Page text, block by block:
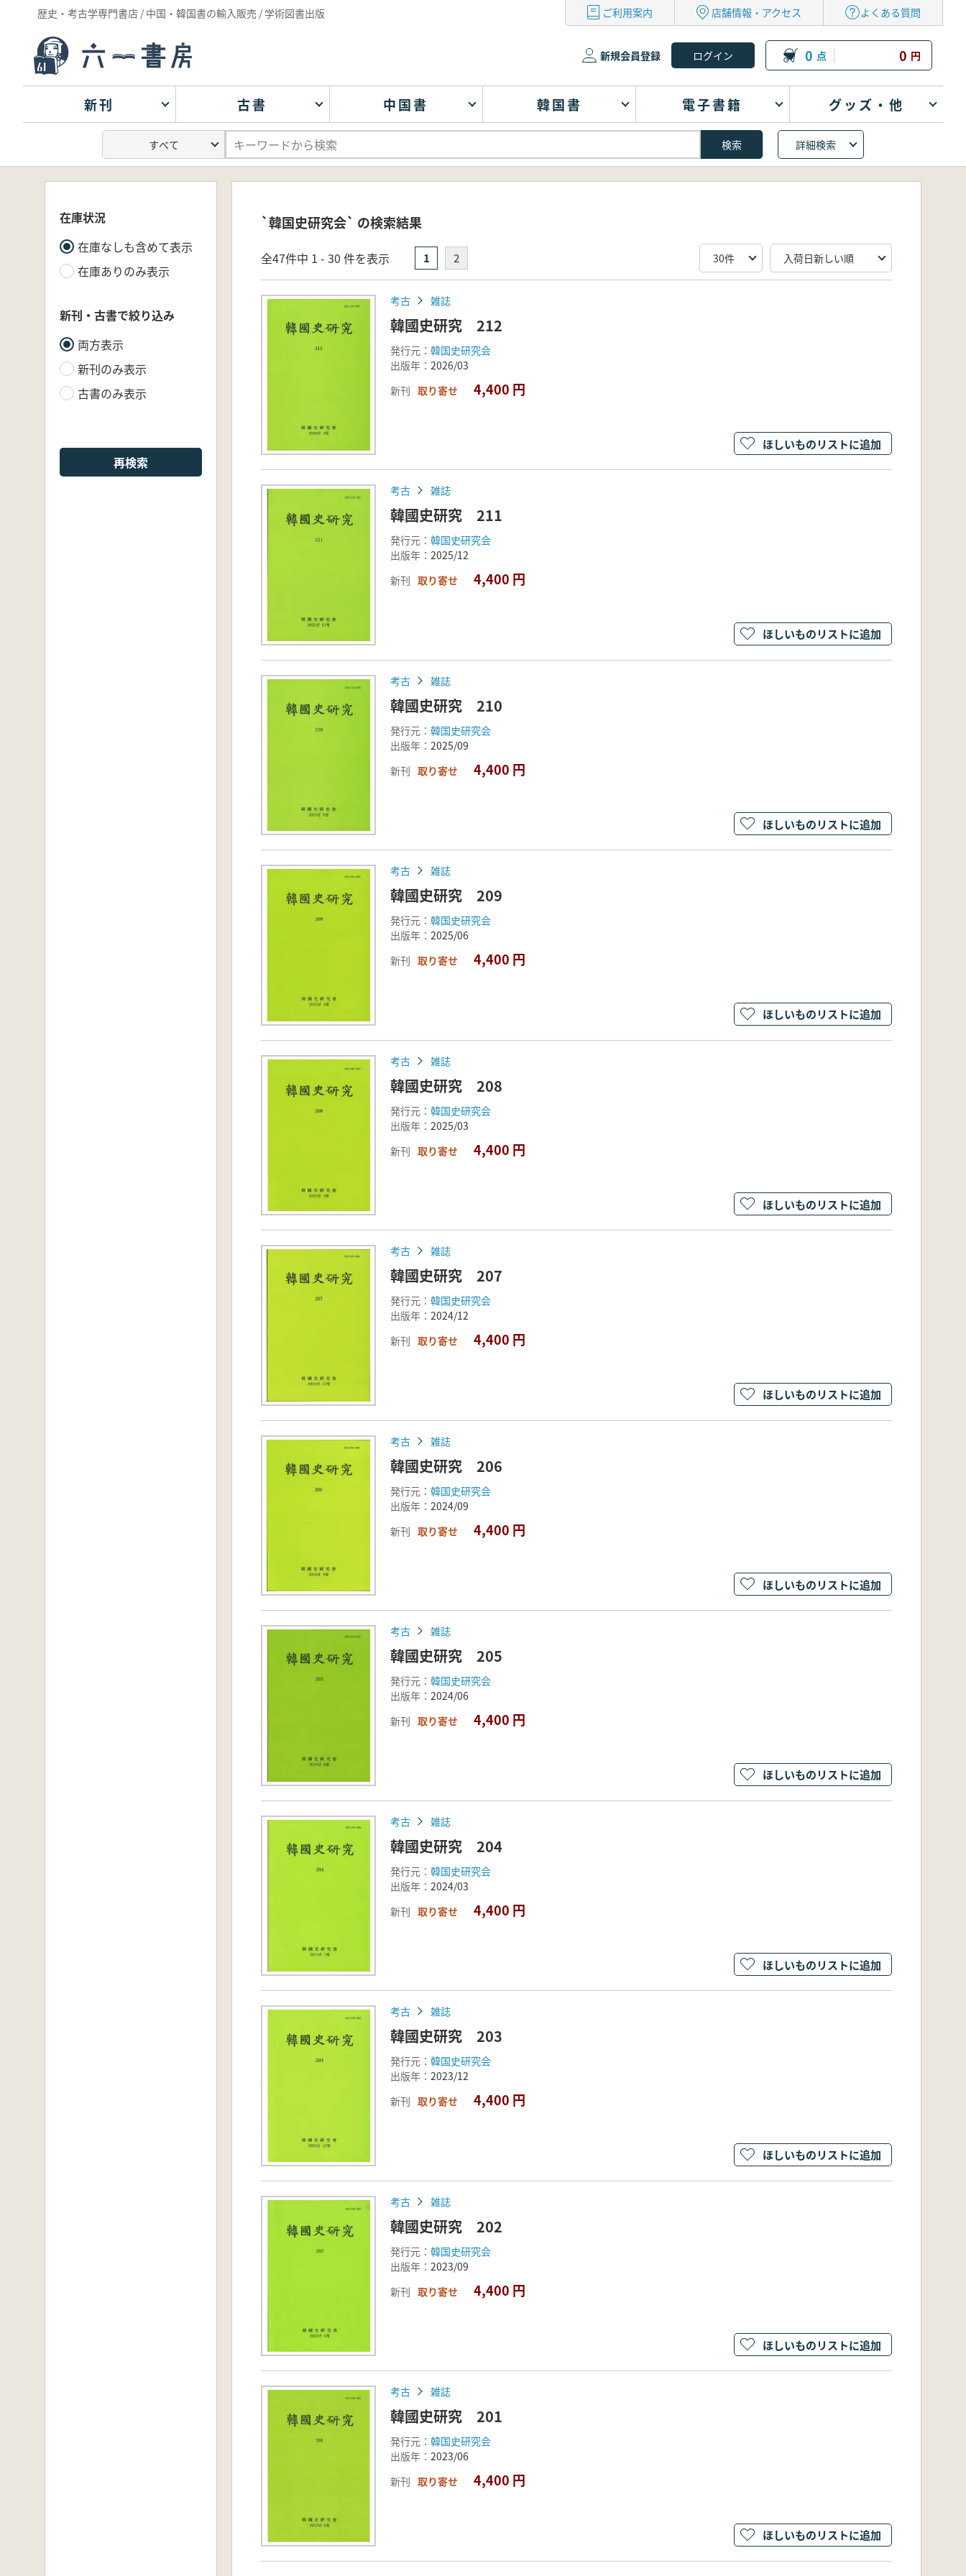
歴史・考古学専門書店 / 中国・韓国書の輸入販売 / 学術図書出版 ご利用案内 店舗情報・アクセス よくある質問
新規会員登録 0 点 0 円
新刊 古書 中国書 韓国書 電子書籍 グッズ・他
詳細検索
在庫状況
在庫なしも含めて表示
在庫ありのみ表示
新刊・古書で絞り込み
両方表示
新刊のみ表示
古書のみ表示
再検索
`韓国史研究会` の検索結果
全47件中 1 - 30 件を表示 1 2
考古 雑誌
韓國史研究 212
発行元： 韓国史研究会
出版年： 2026/03
新刊 取り寄せ 4,400 円
ほしいものリストに追加
考古 雑誌
韓國史研究 211
発行元： 韓国史研究会
出版年： 2025/12
新刊 取り寄せ 4,400 円
ほしいものリストに追加
考古 雑誌
韓國史研究 210
発行元： 韓国史研究会
出版年： 2025/09
新刊 取り寄せ 4,400 円
ほしいものリストに追加
考古 雑誌
韓國史研究 209
発行元： 韓国史研究会
出版年： 2025/06
新刊 取り寄せ 4,400 円
ほしいものリストに追加
考古 雑誌
韓國史研究 208
発行元： 韓国史研究会
出版年： 2025/03
新刊 取り寄せ 4,400 円
ほしいものリストに追加
考古 雑誌
韓國史研究 207
発行元： 韓国史研究会
出版年： 2024/12
新刊 取り寄せ 4,400 円
ほしいものリストに追加
考古 雑誌
韓國史研究 206
発行元： 韓国史研究会
出版年： 2024/09
新刊 取り寄せ 4,400 円
ほしいものリストに追加
考古 雑誌
韓國史研究 205
発行元： 韓国史研究会
出版年： 2024/06
新刊 取り寄せ 4,400 円
ほしいものリストに追加
考古 雑誌
韓國史研究 204
発行元： 韓国史研究会
出版年： 2024/03
新刊 取り寄せ 4,400 円
ほしいものリストに追加
考古 雑誌
韓國史研究 203
発行元： 韓国史研究会
出版年： 2023/12
新刊 取り寄せ 4,400 円
ほしいものリストに追加
考古 雑誌
韓國史研究 202
発行元： 韓国史研究会
出版年： 2023/09
新刊 取り寄せ 4,400 円
ほしいものリストに追加
考古 雑誌
韓國史研究 201
発行元： 韓国史研究会
出版年： 2023/06
新刊 取り寄せ 4,400 円
ほしいものリストに追加